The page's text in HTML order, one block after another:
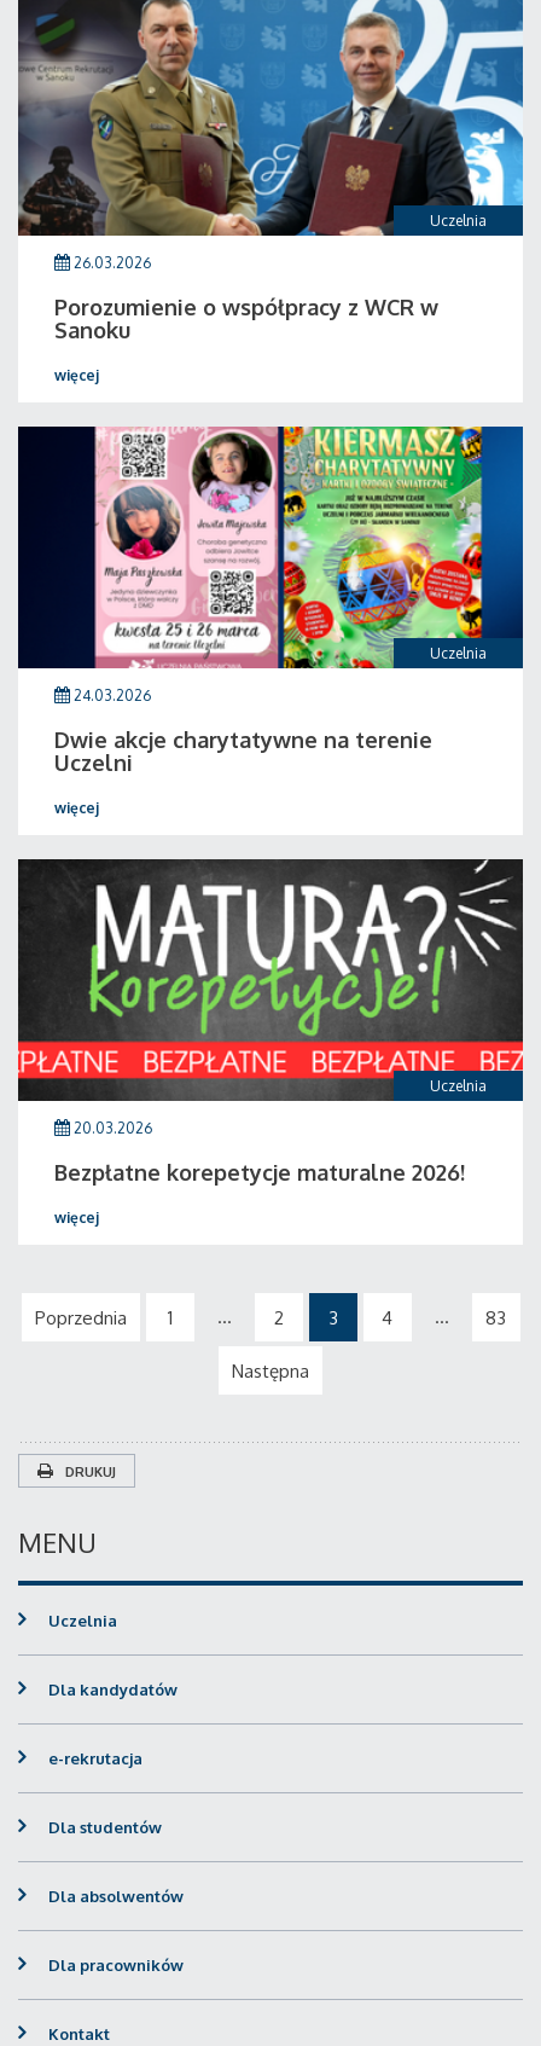
Uczelnia
26.03.2026
Porozumienie o współpracy z WCR w
Sanoku
więcej
Uczelnia
24.03.2026
Dwie akcje charytatywne na terenie
Uczelni
więcej
Uczelnia
20.03.2026
Bezpłatne korepetycje maturalne 2026!
więcej
Poprzednia 1 ... 2 3 4 ... 83
Następna
DRUKUJ
MENU
Uczelnia
Dla kandydatów
e-rekrutacja
Dla studentów
Dla absolwentów
Dla pracowników
Kontakt